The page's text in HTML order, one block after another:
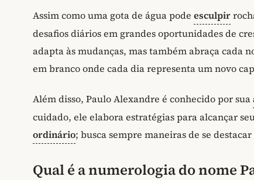
Assim como uma gota de água pode esculpir
desafios diários em grandes oportunidades de
adapta às mudanças, mas também abraça cada
em branco onde cada dia representa um novo
Além disso, Paulo Alexandre é conhecido por sua
cuidado, ele elabora estratégias para alcançar
ordinário; busca sempre maneiras de se
Qual é a numerologia do nome